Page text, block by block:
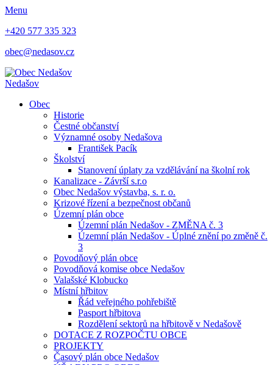
Menu
+420 577 335 323
obec@nedasov.cz
Nedašov
Obec
Historie
Čestné občanství
Významné osoby Nedašova
František Pacík
Školství
Stanovení úplaty za vzdělávání na školní rok
Kanalizace - Závrší s.r.o
Obec Nedašov výstavba, s. r. o.
Krizové řízení a bezpečnost občanů
Územní plán obce
Územní plán Nedašov - ZMĚNA č. 3
Územní plán Nedašov - Úplné znění po změně č.
3
Povodňový plán obce
Povodňová komise obce Nedašov
Valašské Klobucko
Místní hřbitov
Řád veřejného pohřebiště
Pasport hřbitova
Rozdělení sektorů na hřbitově v Nedašově
DOTACE Z ROZPOČTU OBCE
PROJEKTY
Časový plán obce Nedašov